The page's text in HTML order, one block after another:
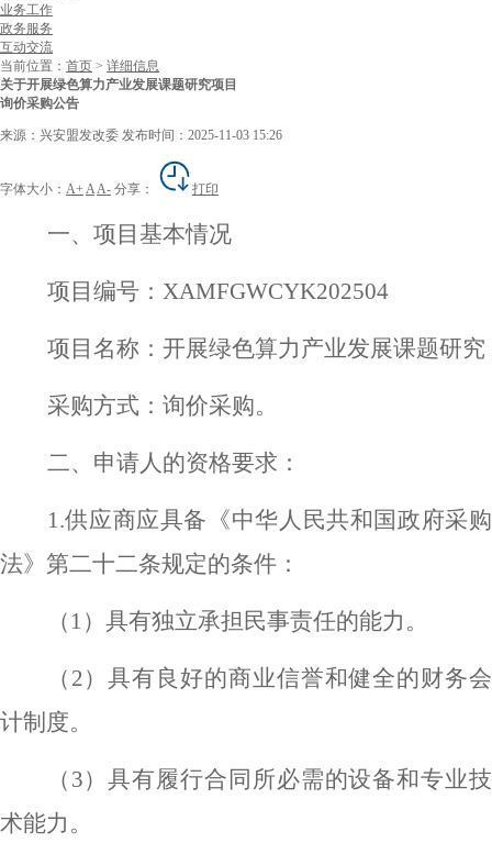
业务工作
政务服务
互动交流
当前位置： 首页 > 详细信息
关于开展绿色算力产业发展课题研究项目
询价采购公告
来源：兴安盟发改委 发布时间：2025-11-03 15:26
字体大小： A+ AA- 分享： 打印
一、项目基本情况
项目编号： XAMFGWCYK202504
项目名称：开展绿色算力产业发展课题研究
采购方式：询价采购。
二、申请人的资格要求：
1.供应商应具备《中华人民共和国政府采购
法》第二十二条规定的条件：
（ 1）具有独立承担民事责任的能力。
（ 2）具有良好的商业信誉和健全的财务会
计制度。
（ 3）具有履行合同所必需的设备和专业技
术能力。